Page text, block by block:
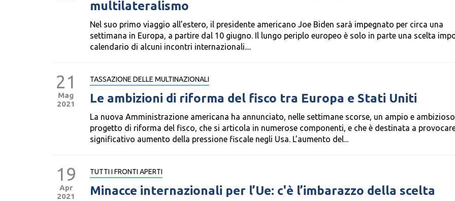
multilateralismo
Nel suo primo viaggio all’estero, il presidente americano Joe Biden sarà impegnato per circa una
settimana in Europa, a partire dal 10 giugno. Il lungo periplo europeo è solo in parte una scelta
calendario di alcuni incontri internazionali....
21
Mag
2021
TASSAZIONE DELLE MULTINAZIONALI
Le ambizioni di riforma del fisco tra Europa e Stati Uniti
La nuova Amministrazione americana ha annunciato, nelle settimane scorse, un ampio e ambizioso
progetto di riforma del fisco, che si articola in numerose componenti, e che è destinata a
significativo aumento della pressione fiscale negli Usa. L’aumento del...
19
Apr
2021
TUTTI I FRONTI APERTI
Minacce internazionali per l’Ue: c'è l’imbarazzo della scelta